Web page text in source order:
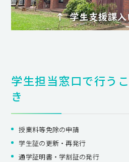
学生担当窓口で行う
き
授業料等免除の申請
学生証の更新・再発行
通学証明書・学割証の発行